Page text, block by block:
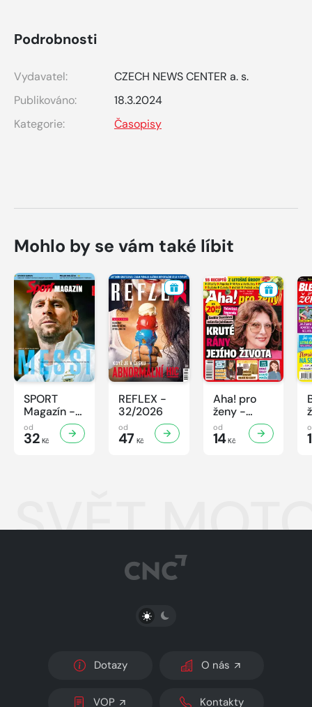
Podrobnosti
Vydavatel:
CZECH NEWS CENTER a. s.
Publikováno:
18.3.2024
Kategorie:
Časopisy
Mohlo by se vám také líbit
SPORT
Magazín -
32/2026
od
32 Kč
REFLEX -
32/2026
od
47 Kč
Aha! pro
ženy -
32/2026
od
14Kč
SVĚT
PŘEPNOUT SVĚTLÝ/TMAVÝ REŽIM
Dotazy O nás
VOP Kontakty